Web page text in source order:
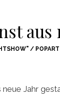
/ POPART
neue Jahr